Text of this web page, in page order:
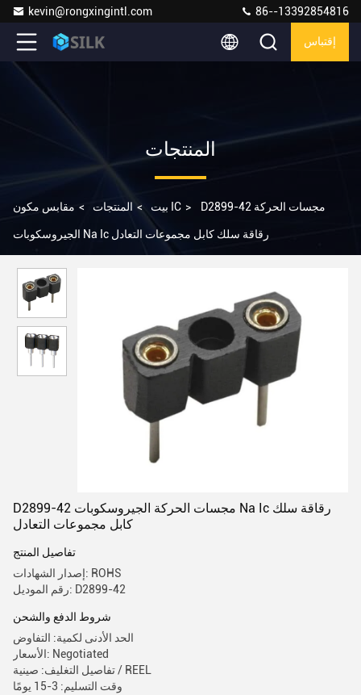
kevin@rongxingintl.com 86--13392854816
إقتباس
المنتجات
بيت > المنتجات > مقابس مكون IC > D2899-42 مجسات الحركة
الجيروسكوبات Na Ic رقاقة سلك كابل مجموعات التعادل
D2899-42 مجسات الحركة الجيروسكوبات Na Ic رقاقة سلك
كابل مجموعات التعادل
تفاصيل المنتج
إصدار الشهادات: ROHS
رقم الموديل: D2899-42
شروط الدفع والشحن
الحد الأدنى لكمية: التفاوض
الأسعار: Negotiated
تفاصيل التغليف: صينية / REEL
وقت التسليم: 3-15 يومًا